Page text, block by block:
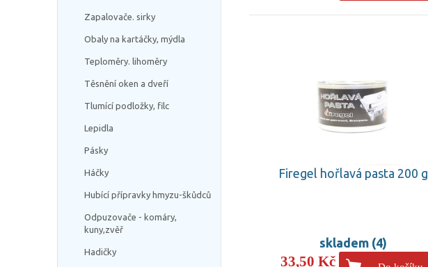
Zapalovače. sirky
Obaly na kartáčky, mýdla
Teploměry. lihoměry
Těsnění oken a dveří
Tlumící podložky, filc
Lepidla
Pásky
Háčky
Hubící přípravky hmyzu-škůdců
Odpuzovače - komáry,
kuny,zvěř
Hadičky
Firegel hořlavá pasta 200 g
skladem (4)
33,50 Kč